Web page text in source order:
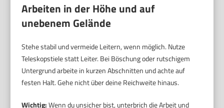
Arbeiten in der Höhe und auf
unebenem Gelände
Stehe stabil und vermeide Leitern, wenn möglich. Nutze
Teleskopstiele statt Leiter. Bei Böschung oder rutschigem
Untergrund arbeite in kurzen Abschnitten und achte auf
festen Halt. Gehe nicht über deine Reichweite hinaus.
Wichtig:Wenn du unsicher bist, unterbrich die Arbeit und